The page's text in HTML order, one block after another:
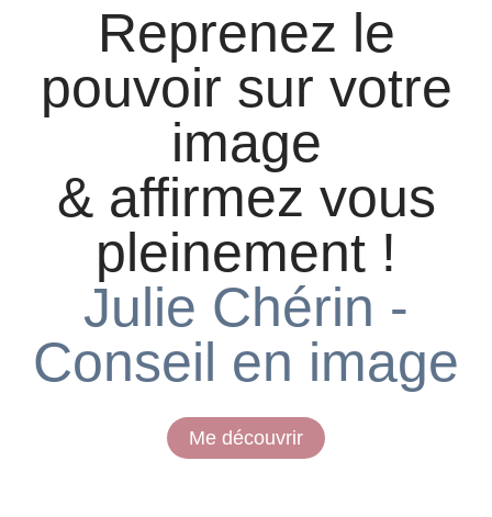
Reprenez le
pouvoir sur votre
image
& affirmez vous
pleinement !
Julie Chérin -
Conseil en image
Me découvrir